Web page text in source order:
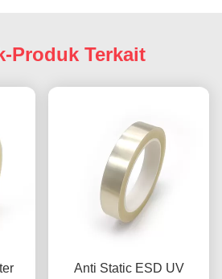
Produk Terkait
Anti Static ESD UV